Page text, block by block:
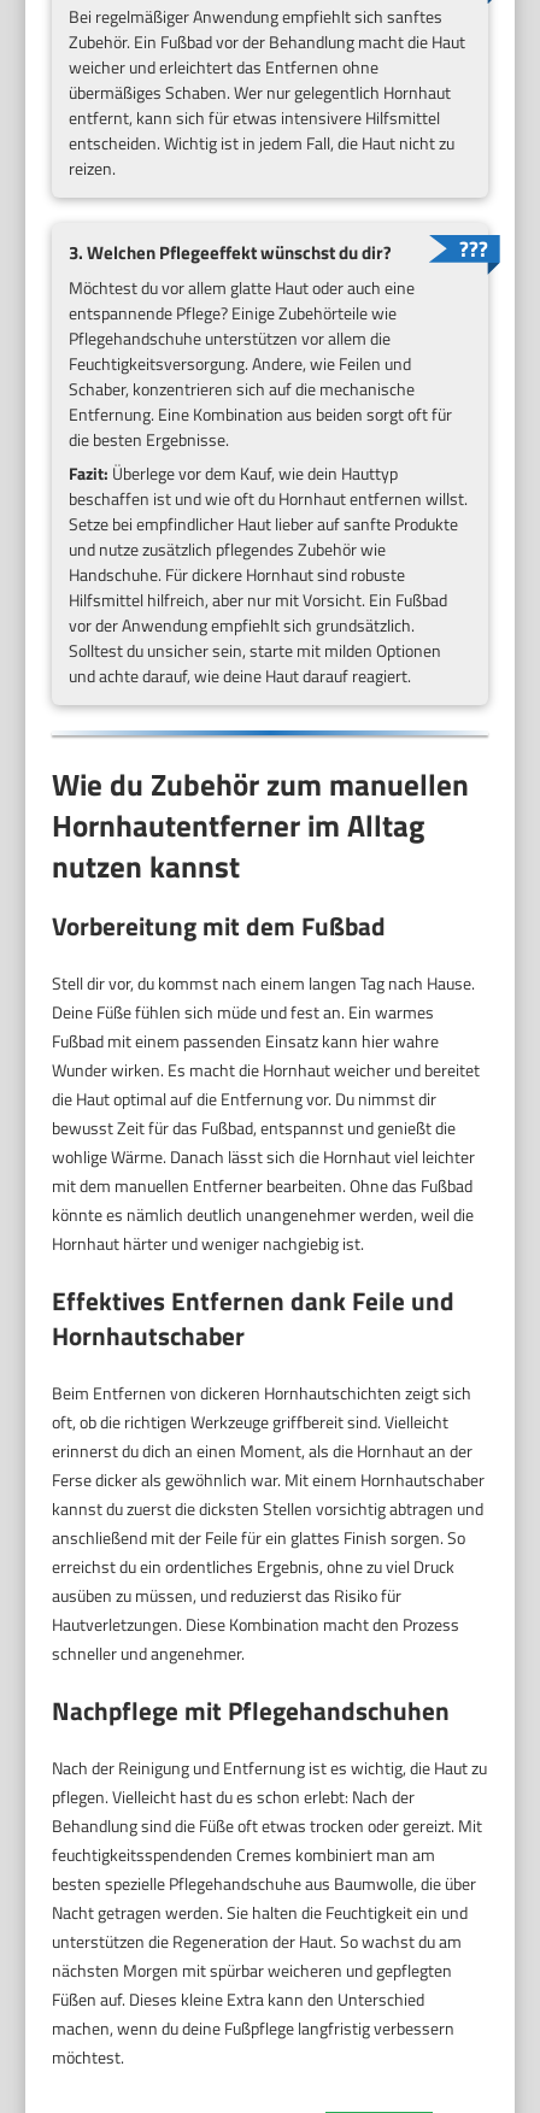
Bei regelmäßiger Anwendung empfiehlt sich sanftes
Zubehör. Ein Fußbad vor der Behandlung macht die Haut
weicher und erleichtert das Entfernen ohne
übermäßiges Schaben. Wer nur gelegentlich Hornhaut
entfernt, kann sich für etwas intensivere Hilfsmittel
entscheiden. Wichtig ist in jedem Fall, die Haut nicht zu
reizen.
3. Welchen Pflegeeffekt wünschst du dir?
Möchtest du vor allem glatte Haut oder auch eine
entspannende Pflege? Einige Zubehörteile wie
Pflegehandschuhe unterstützen vor allem die
Feuchtigkeitsversorgung. Andere, wie Feilen und
Schaber, konzentrieren sich auf die mechanische
Entfernung. Eine Kombination aus beiden sorgt oft für
die besten Ergebnisse.
Fazit: Überlege vor dem Kauf, wie dein Hauttyp
beschaffen ist und wie oft du Hornhaut entfernen willst.
Setze bei empfindlicher Haut lieber auf sanfte Produkte
und nutze zusätzlich pflegendes Zubehör wie
Handschuhe. Für dickere Hornhaut sind robuste
Hilfsmittel hilfreich, aber nur mit Vorsicht. Ein Fußbad
vor der Anwendung empfiehlt sich grundsätzlich.
Solltest du unsicher sein, starte mit milden Optionen
und achte darauf, wie deine Haut darauf reagiert.
Wie du Zubehör zum manuellen
Hornhautentferner im Alltag
nutzen kannst
Vorbereitung mit dem Fußbad
Stell dir vor, du kommst nach einem langen Tag nach Hause.
Deine Füße fühlen sich müde und fest an. Ein warmes
Fußbad mit einem passenden Einsatz kann hier wahre
Wunder wirken. Es macht die Hornhaut weicher und bereitet
die Haut optimal auf die Entfernung vor. Du nimmst dir
bewusst Zeit für das Fußbad, entspannst und genießt die
wohlige Wärme. Danach lässt sich die Hornhaut viel leichter
mit dem manuellen Entferner bearbeiten. Ohne das Fußbad
könnte es nämlich deutlich unangenehmer werden, weil die
Hornhaut härter und weniger nachgiebig ist.
Effektives Entfernen dank Feile und
Hornhautschaber
Beim Entfernen von dickeren Hornhautschichten zeigt sich
oft, ob die richtigen Werkzeuge griffbereit sind. Vielleicht
erinnerst du dich an einen Moment, als die Hornhaut an der
Ferse dicker als gewöhnlich war. Mit einem Hornhautschaber
kannst du zuerst die dicksten Stellen vorsichtig abtragen und
anschließend mit der Feile für ein glattes Finish sorgen. So
erreichst du ein ordentliches Ergebnis, ohne zu viel Druck
ausüben zu müssen, und reduzierst das Risiko für
Hautverletzungen. Diese Kombination macht den Prozess
schneller und angenehmer.
Nachpflege mit Pflegehandschuhen
Nach der Reinigung und Entfernung ist es wichtig, die Haut zu
pflegen. Vielleicht hast du es schon erlebt: Nach der
Behandlung sind die Füße oft etwas trocken oder gereizt. Mit
feuchtigkeitsspendenden Cremes kombiniert man am
besten spezielle Pflegehandschuhe aus Baumwolle, die über
Nacht getragen werden. Sie halten die Feuchtigkeit ein und
unterstützen die Regeneration der Haut. So wachst du am
nächsten Morgen mit spürbar weicheren und gepflegten
Füßen auf. Dieses kleine Extra kann den Unterschied
machen, wenn du deine Fußpflege langfristig verbessern
möchtest.